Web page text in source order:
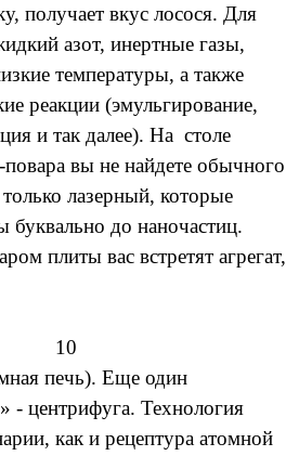
получает вкус лосося. Для
азот, инертные газы,
температуры, а также
реакции (эмульгирование,
и так далее). На столе
вы не найдете обычного
лазерный, которые
буквально до наночастиц.
плиты вас встретят агрегат,
печь). Еще один
- центрифуга. Технология
как и рецептура атомной